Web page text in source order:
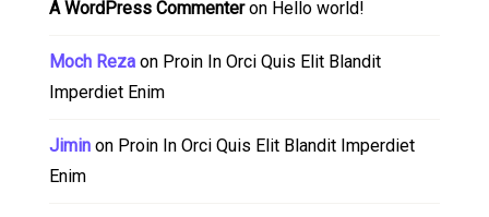
A WordPress Commenteron Hello world!
Moch Reza on Proin In Orci Quis Elit Blandit
Imperdiet Enim
Jimin on Proin In Orci Quis Elit Blandit Imperdiet
Enim